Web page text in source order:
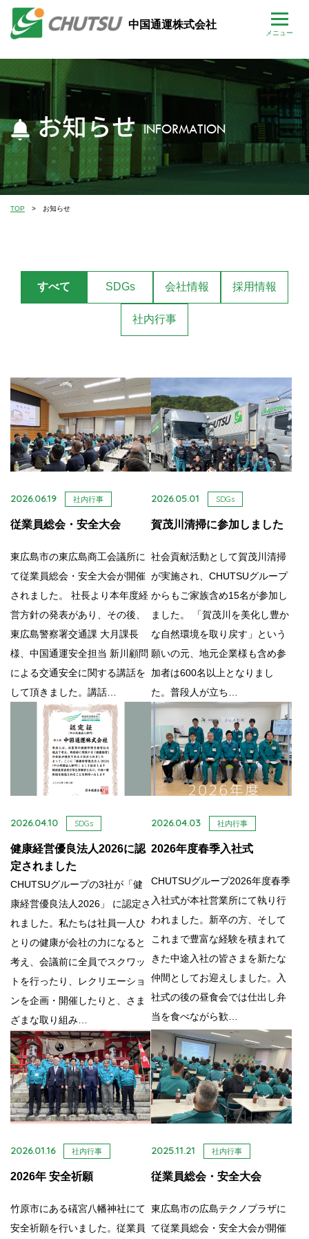
中国通運株式会社
お知らせ INFORMATION
TOP お知らせ
すべて SDGs 会社情報 採用情報
社内行事
2026.06.19 社内行事
従業員総会・安全大会
東広島市の東広島商工会議所に
て従業員総会・安全大会が開催
されました。 社長より本年度経
営方針の発表があり、その後、
東広島警察署交通課 大月課長
様、中国通運安全担当 新川顧問
による交通安全に関する講話を
して頂きました。講話…
2026.05.01 SDGs
賀茂川清掃に参加しました
社会貢献活動として賀茂川清掃
が実施され、CHUTSUグループ
からもご家族含め15名が参加し
ました。 「賀茂川を美化し豊か
な自然環境を取り戻す」という
願いの元、地元企業様も含め参
加者は600名以上となりまし
た。普段人が立ち…
2026.04.10 SDGs
健康経営優良法人2026に認
定されました
CHUTSUグループの3社が「健
康経営優良法人2026」 に認定さ
れました。私たちは社員一人ひ
とりの健康が会社の力になると
考え、会議前に全員でスクワッ
トを行ったり、レクリエーショ
ンを企画・開催したりと、さま
ざまな取り組み…
2026.04.03 社内行事
2026年度春季入社式
CHUTSUグループ2026年度春季
入社式が本社営業所にて執り行
われました。新卒の方、そして
これまで豊富な経験を積まれて
きた中途入社の皆さまを新たな
仲間としてお迎えしました。入
社式の後の昼食会では仕出し弁
当を食べながら歓…
2026.01.16 社内行事
2026年 安全祈願
竹原市にある礒宮八幡神社にて
安全祈願を行いました。従業員
2025.11.21 社内行事
従業員総会・安全大会
東広島市の広島テクノプラザに
て従業員総会・安全大会が開催